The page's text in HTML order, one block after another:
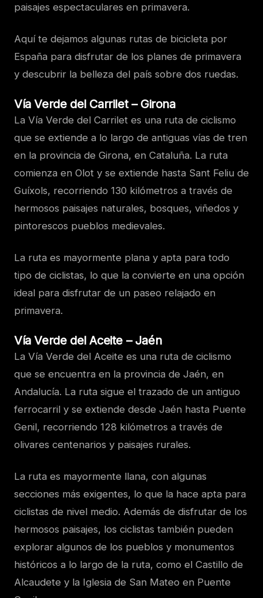
paisajes espectaculares en primavera.
Aquí te dejamos algunas rutas de bicicleta por
España para disfrutar de los planes de primavera
y descubrir la belleza del país sobre dos ruedas.
Vía Verde del Carrilet – Girona
La Vía Verde del Carrilet es una ruta de ciclismo
que se extiende a lo largo de antiguas vías de tren
en la provincia de Girona, en Cataluña. La ruta
comienza en Olot y se extiende hasta Sant Feliu de
Guíxols, recorriendo 130 kilómetros a través de
hermosos paisajes naturales, bosques, viñedos y
pintorescos pueblos medievales.
La ruta es mayormente plana y apta para todo
tipo de ciclistas, lo que la convierte en una opción
ideal para disfrutar de un paseo relajado en
primavera.
Vía Verde del Aceite – Jaén
La Vía Verde del Aceite es una ruta de ciclismo
que se encuentra en la provincia de Jaén, en
Andalucía. La ruta sigue el trazado de un antiguo
ferrocarril y se extiende desde Jaén hasta Puente
Genil, recorriendo 128 kilómetros a través de
olivares centenarios y paisajes rurales.
La ruta es mayormente llana, con algunas
secciones más exigentes, lo que la hace apta para
ciclistas de nivel medio. Además de disfrutar de los
hermosos paisajes, los ciclistas también pueden
explorar algunos de los pueblos y monumentos
históricos a lo largo de la ruta, como el Castillo de
Alcaudete y la Iglesia de San Mateo en Puente